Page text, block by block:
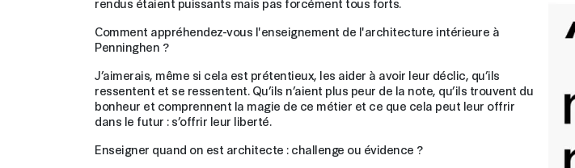
Comment appréhendez-vous l'enseignement de l'architecture intérieure à
Penninghen ?
J’aimerais, même si cela est prétentieux, les aider à avoir leur déclic, qu’ils
ressentent et se ressentent. Qu’ils n’aient plus peur de la note, qu’ils trouvent du
bonheur et comprennent la magie de ce métier et ce que cela peut leur offrir
dans le futur : s’offrir leur liberté.
Enseigner quand on est architecte : challenge ou évidence ?